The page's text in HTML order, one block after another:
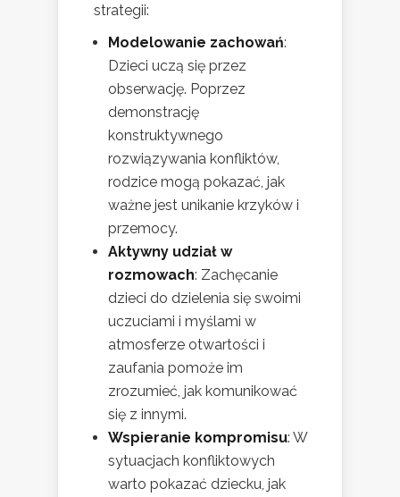
strategii:
Modelowanie zachowań:
Dzieci uczą się przez
obserwację. Poprzez
demonstrację
konstruktywnego
rozwiązywania konfliktów,
rodzice mogą pokazać, jak
ważne jest unikanie krzyków i
przemocy.
Aktywny udział w
rozmowach: Zachęcanie
dzieci do dzielenia się swoimi
uczuciami i myślami w
atmosferze otwartości i
zaufania pomoże im
zrozumieć, jak komunikować
się z innymi.
Wspieranie kompromisu: W
sytuacjach konfliktowych
warto pokazać dziecku, jak